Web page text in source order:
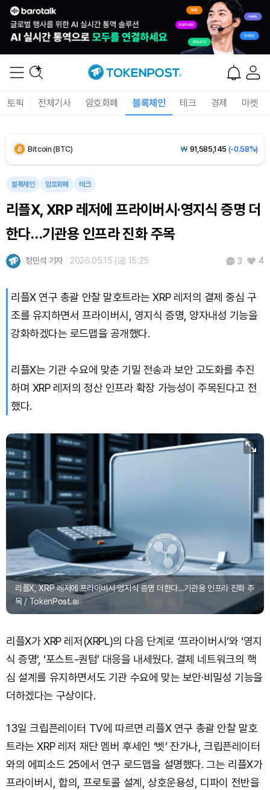
토픽 전체기사 암호화폐 블록체인 테크 경제 마켓
Bitcoin (BTC) ₩ 91,585,145 (-0.58%)
Ethereum (ETH)
Tether USDt (USDT) ₩1,424(+0.01%)
BNB (BNB)
XRP (XRP) ₩1,474(-2.60%)
Solana (SOL)
Hyperliquid (HYPE) ₩79,479(-2.12%)
블록체인 암호화폐 테크
리플X, XRP 레저에 프라이버시·영지식 증명 더
한다…기관용 인프라 진화 주목
정민석 기자 2026.05.15 (금) 15:25 3 4
리플X 연구 총괄 안찰 말호트라는 XRP 레저의 결제 중심 구
조를 유지하면서 프라이버시, 영지식 증명, 양자내성 기능을
강화하겠다는 로드맵을 공개했다.
리플X는 기관 수요에 맞춘 기밀 전송과 보안 고도화를 추진
하며 XRP 레저의 정산 인프라 확장 가능성이 주목된다고 전
했다.
리플X, XRP 레저에 프라이버시·영지식 증명 더한다…기관용 인프라 진화 주
목 / TokenPost.ai
리플X가 XRP 레저(XRPL)의 다음 단계로 ‘프라이버시’와 ‘영지
식 증명’, ‘포스트-퀀텀’ 대응을 내세웠다. 결제 네트워크의 핵
심 설계를 유지하면서도 기관 수요에 맞는 보안·비밀성 기능을
더하겠다는 구상이다.
13일 크립픈레이터 TV에 따르면 리플X 연구 총괄 안찰 말호
트라는 XRP 레저 재단 멤버 후세인 ‘벳’ 잔가나, 크립픈레이터
와의 에피소드 25에서 연구 로드맵을 설명했다. 그는 리플X가
프라이버시, 합의, 프로토콜 설계, 상호운용성, 디파이 전반을